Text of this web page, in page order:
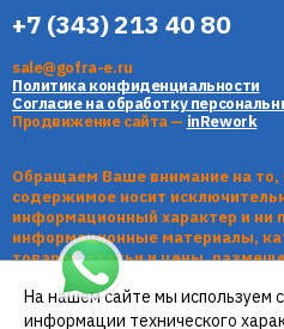
+7 (343) 213 40 80
sale@gofra-e.ru
Политика конфиденциальности
Согласие на обработку
Продвижение сайта — inRework
Обращаем Ваше внимание на то,
содержимое носит
информационный характер и ни
информационные материалы,
товаров, статьи и цены,
публичной офертой,
положениями Статьи 437
На нашем сайте мы используем
информации технического